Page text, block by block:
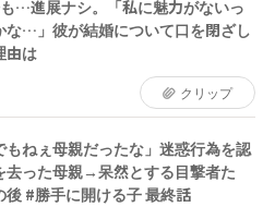
…進展ナシ。「私に魅力がないっ
な…」彼が結婚について口を閉ざし
由は
クリップ
もねぇ母親だったな」迷惑行為を認
去った母親→呆然とする目撃者た
#勝手に開ける子 最終話